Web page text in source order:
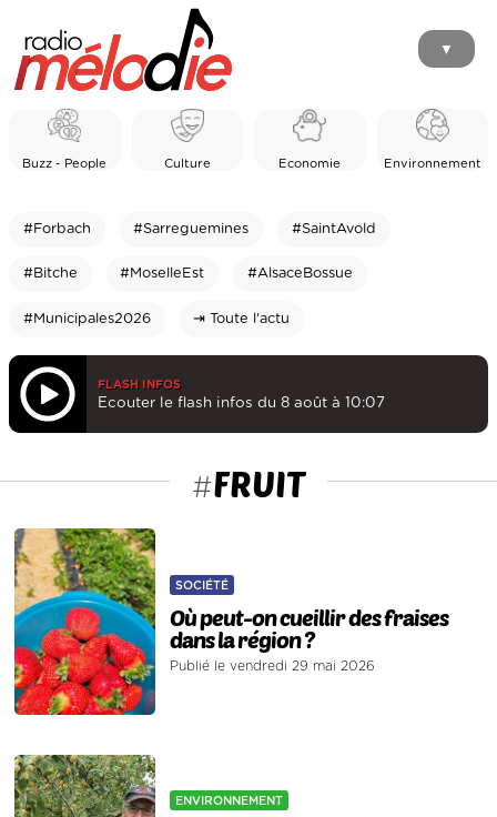
▼
Buzz - People Culture Economie Environnement
#Forbach #Sarreguemines #SaintAvold
#Bitche #MoselleEst #AlsaceBossue
#Municipales2026 ⇥ Toute l'actu
FLASH INFOS
Ecouter le flash infos du 8 août à 10:07
#FRUIT
SOCIÉTÉ
Où peut-on cueillir des fraises
dans la région ?
Publié le vendredi 29 mai 2026
ENVIRONNEMENT